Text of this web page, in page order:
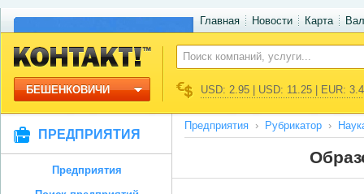
Главная Новости Карта
БЕШЕНКОВИЧИ USD: 2.95 | USD: 11.25 | EUR:
ПРЕДПРИЯТИЯ
Предприятия
Предприятия Рубрикатор